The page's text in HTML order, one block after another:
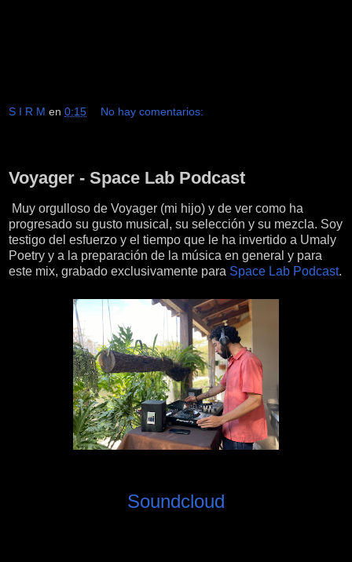
S I R M en 0:15 No hay comentarios:
Voyager - Space Lab Podcast
Muy orgulloso de Voyager (mi hijo) y de ver como ha
progresado su gusto musical, su selección y su mezcla. Soy
testigo del esfuerzo y el tiempo que le ha invertido a Umaly
Poetry y a la preparación de la música en general y para
este mix, grabado exclusivamente para Space Lab Podcast.
Soundcloud